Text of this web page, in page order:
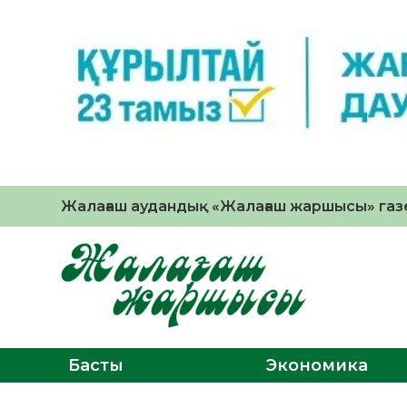
Жалағаш аудандық «Жалағаш жаршысы»
Басты Экономика